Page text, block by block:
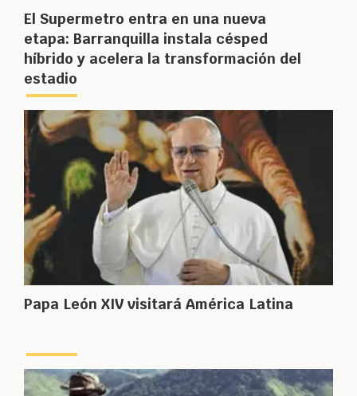
El Supermetro entra en una nueva
etapa: Barranquilla instala césped
híbrido y acelera la transformación del
estadio
Papa León XIV visitará América Latina